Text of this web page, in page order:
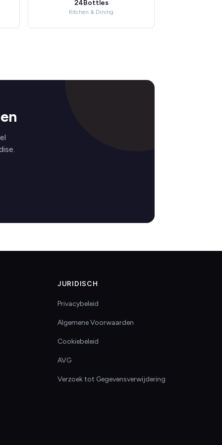
24Bottles
Kitchen & Dining
JURIDISCH
Privacybeleid
Algemene Voorwaarden
Cookiebeleid
AVG
Verzoek tot Gegevensverwijdering